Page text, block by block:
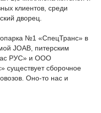
клиентов, среди
дворец.
№1 «СпецТранс» в
JOAB, питерским
РУС» и ООО
существует сборочное
Оно-то нас и